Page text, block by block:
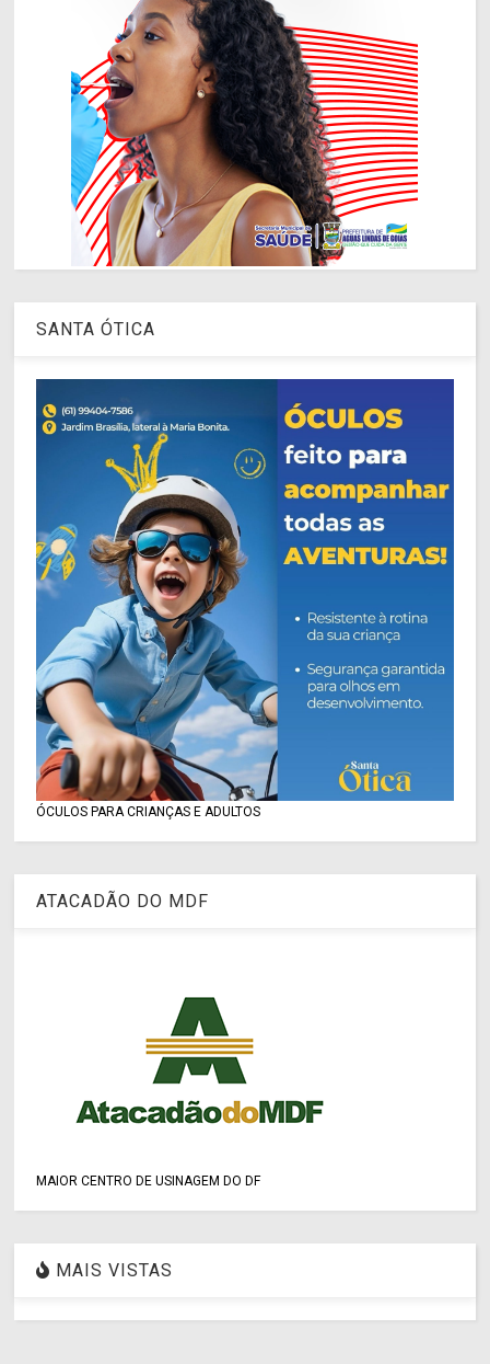
SANTA ÓTICA
ÓCULOS PARA CRIANÇAS E ADULTOS
ATACADÃO DO MDF
MAIOR CENTRO DE USINAGEM DO DF
MAIS VISTAS